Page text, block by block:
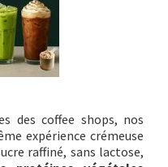
des coffee shops, nos
expérience crémeuse
raffiné, sans lactose,